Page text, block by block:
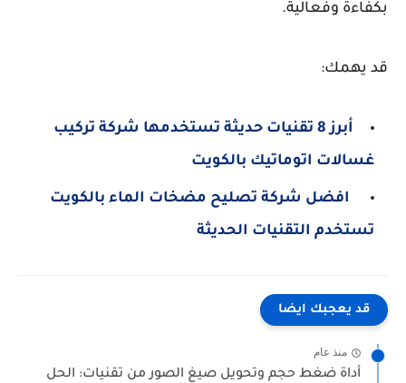
بكفاءة وفعالية.
قد يهمك:
أبرز 8 تقنيات حديثة تستخدمها شركة تركيب
غسالات اتوماتيك بالكويت
افضل شركة تصليح مضخات الماء بالكويت
تستخدم التقنيات الحديثة
قد يعجبك ايضا
منذ عام
أداة ضغط حجم وتحويل صيغ الصور من تقنيات: الحل